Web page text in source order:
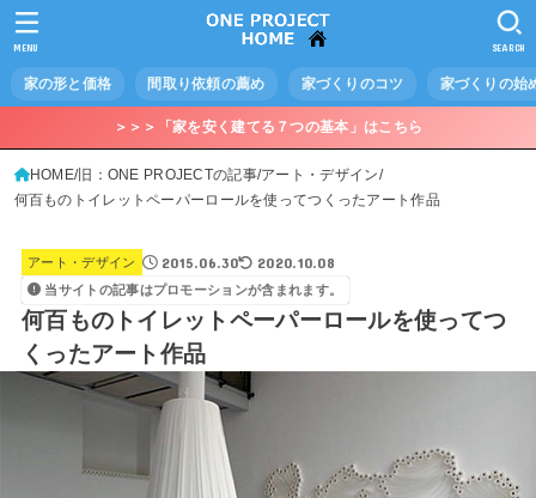
家の形と価格 間取り依頼の薦め 家づくりのコツ 家づくりの始
SEARCH
MENU
＞＞＞「家を安く建てる７つの基本」はこちら
HOME 旧：ONE PROJECTの記事 アート・デザイン
何百ものトイレットペーパーロールを使ってつくったアート作品
アート・デザイン 2015.06.30 2020.10.08
当サイトの記事はプロモーションが含まれます。
何百ものトイレットペーパーロールを使ってつ
くったアート作品